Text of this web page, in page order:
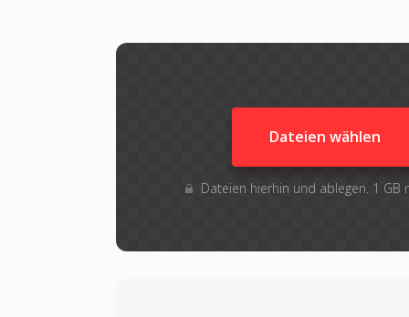
Dateien wählen
Dateien hierhin und ablegen. 1